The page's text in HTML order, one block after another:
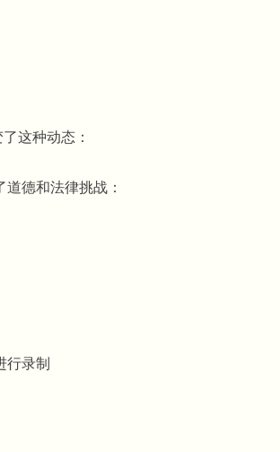
这种动态：
德和法律挑战：
行录制